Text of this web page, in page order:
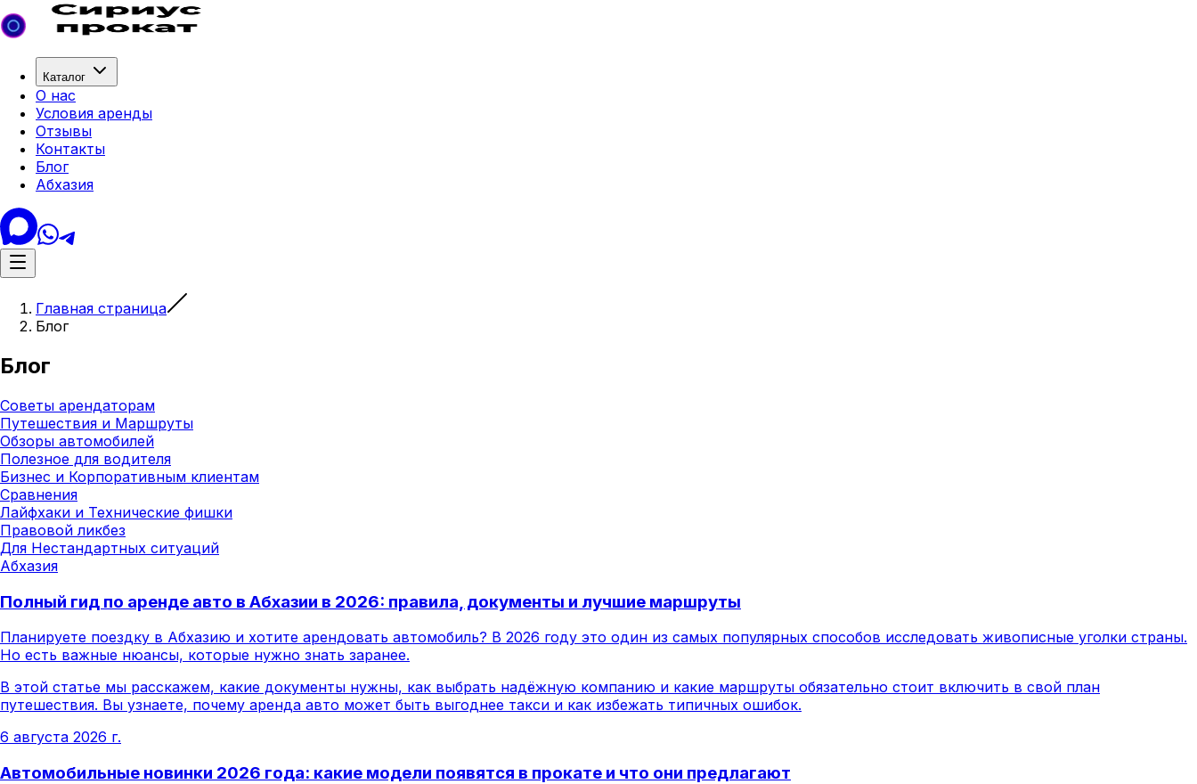
Каталог
О нас
Условия аренды
Отзывы
Контакты
Блог
Абхазия
Главная страница
Блог
Блог
Советы арендаторам
Путешествия и Маршруты
Обзоры автомобилей
Полезное для водителя
Бизнес и Корпоративным клиентам
Сравнения
Лайфхаки и Технические фишки
Правовой ликбез
Для Нестандартных ситуаций
Абхазия
Полный гид по аренде авто в Абхазии в 2026: правила, документы и лучшие маршруты
Планируете поездку в Абхазию и хотите арендовать автомобиль? В 2026 году это один из самых популярных способов исследовать живописные уголки страны.
Но есть важные нюансы, которые нужно знать заранее.
В этой статье мы расскажем, какие документы нужны, как выбрать надёжную компанию и какие маршруты обязательно стоит включить в свой план
путешествия. Вы узнаете, почему аренда авто может быть выгоднее такси и как избежать типичных ошибок.
6 августа 2026 г.
Автомобильные новинки 2026 года: какие модели появятся в прокате и что они предлагают